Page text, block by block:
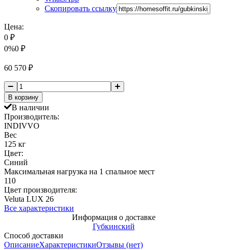
Скопировать ссылку
Цена:
0 ₽
0%0 ₽
60 570 ₽
В корзину
В наличии
Производитель:
INDIVVO
Вес
125 кг
Цвет:
Синий
Максимальная нагрузка на 1 спальное мест
110
Цвет производителя:
Veluta LUX 26
Все характеристики
Информация о доставке
Губкинский
Способ доставки
ОписаниеХарактеристикиОтзывы (нет)